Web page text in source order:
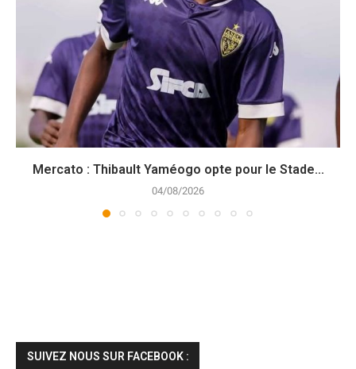
Mercato : Thibault Yaméogo opte pour le Stade...
04/08/2026
SUIVEZ NOUS SUR FACEBOOK :